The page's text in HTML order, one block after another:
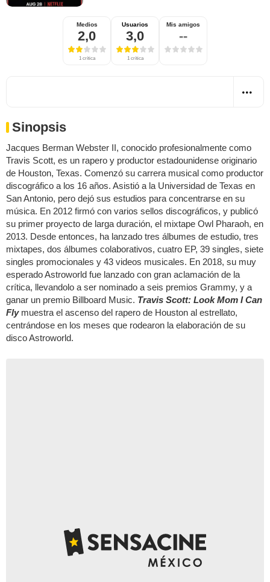
Medios
2,0
1 crítica
Usuarios
3,0
1 crítica
Mis amigos
--
Sinopsis
Jacques Berman Webster II, conocido profesionalmente como
Travis Scott, es un rapero y productor estadounidense originario
de Houston, Texas. Comenzó su carrera musical como productor
discográfico a los 16 años. Asistió a la Universidad de Texas en
San Antonio, pero dejó sus estudios para concentrarse en su
música. En 2012 firmó con varios sellos discográficos, y publicó
su primer proyecto de larga duración, el mixtape Owl Pharaoh, en
2013. Desde entonces, ha lanzado tres álbumes de estudio, tres
mixtapes, dos álbumes colaborativos, cuatro EP, 39 singles, siete
singles promocionales y 43 videos musicales. En 2018, su muy
esperado Astroworld fue lanzado con gran aclamación de la
crítica, llevandolo a ser nominado a seis premios Grammy, y a
ganar un premio Billboard Music. Travis Scott: Look Mom I Can
Flymuestra el ascenso del rapero de Houston al estrellato,
centrándose en los meses que rodearon la elaboración de su
disco Astroworld.